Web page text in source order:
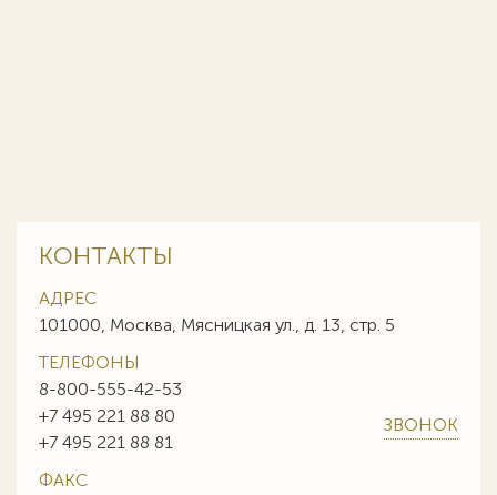
КОНТАКТЫ
АДРЕС
101000, Москва, Мясницкая ул., д. 13, стр. 5
ТЕЛЕФОНЫ
8-800-555-42-53
+7 495 221 88 80
+7 495 221 88 81
ЗВОНОК
ФАКС